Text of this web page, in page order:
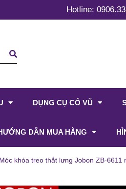
Hotline:
DỤNG CỤ CỔ VŨ
DẪN MUA HÀNG
Móc khóa treo thắt lưng Jobon ZB-6611